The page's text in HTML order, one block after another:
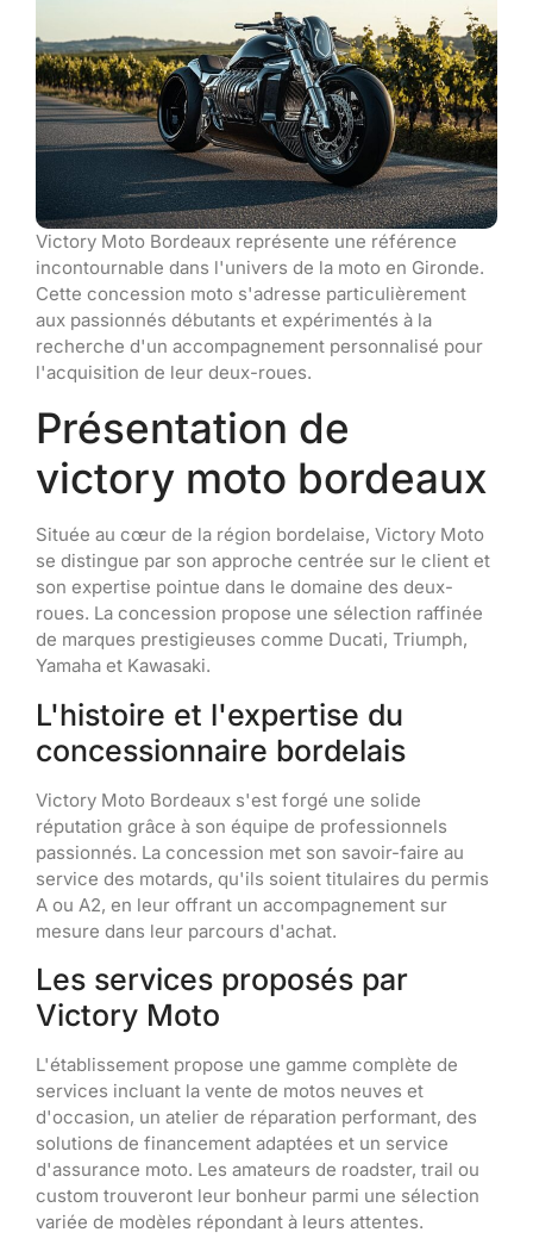
Victory Moto Bordeaux représente une référence
incontournable dans l'univers de la moto en Gironde.
Cette concession moto s'adresse particulièrement
aux passionnés débutants et expérimentés à la
recherche d'un accompagnement personnalisé pour
l'acquisition de leur deux-roues.
Présentation de
victory moto bordeaux
Située au cœur de la région bordelaise, Victory Moto
se distingue par son approche centrée sur le client et
son expertise pointue dans le domaine des deux-
roues. La concession propose une sélection raffinée
de marques prestigieuses comme Ducati, Triumph,
Yamaha et Kawasaki.
L'histoire et l'expertise du
concessionnaire bordelais
Victory Moto Bordeaux s'est forgé une solide
réputation grâce à son équipe de professionnels
passionnés. La concession met son savoir-faire au
service des motards, qu'ils soient titulaires du permis
A ou A2, en leur offrant un accompagnement sur
mesure dans leur parcours d'achat.
Les services proposés par
Victory Moto
L'établissement propose une gamme complète de
services incluant la vente de motos neuves et
d'occasion, un atelier de réparation performant, des
solutions de financement adaptées et un service
d'assurance moto. Les amateurs de roadster, trail ou
custom trouveront leur bonheur parmi une sélection
variée de modèles répondant à leurs attentes.